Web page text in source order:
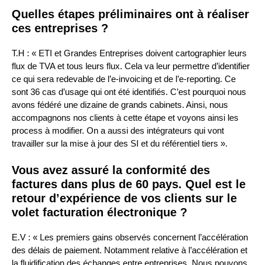
Quelles étapes préliminaires ont à réaliser
ces entreprises ?
T.H : « ETI et Grandes Entreprises doivent cartographier leurs
flux de TVA et tous leurs flux. Cela va leur permettre d’identifier
ce qui sera redevable de l’e-invoicing et de l’e-reporting. Ce
sont 36 cas d’usage qui ont été identifiés. C’est pourquoi nous
avons fédéré une dizaine de grands cabinets. Ainsi, nous
accompagnons nos clients à cette étape et voyons ainsi les
process à modifier. On a aussi des intégrateurs qui vont
travailler sur la mise à jour des SI et du référentiel tiers ».
Vous avez assuré la conformité des
factures dans plus de 60 pays. Quel est le
retour d’expérience de vos clients sur le
volet facturation électronique ?
E.V : « Les premiers gains observés concernent l’accélération
des délais de paiement. Notamment relative à l’accélération et
la fluidification des échanges entre entreprises. Nous pouvons